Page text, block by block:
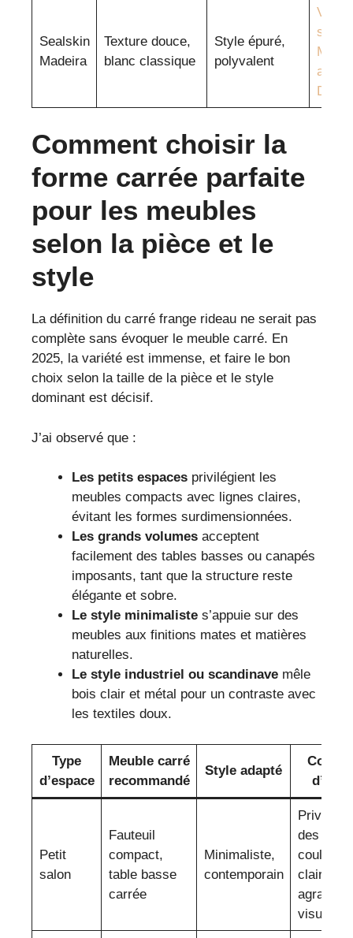
Sealskin
Madeira
Texture douce,
blanc classique
Style épuré,
polyvalent
Voir
sur
Mode
and
Déco
Comment choisir la
forme carrée parfaite
pour les meubles
selon la pièce et le
style
La définition du carré frange rideau ne serait pas
complète sans évoquer le meuble carré. En
2025, la variété est immense, et faire le bon
choix selon la taille de la pièce et le style
dominant est décisif.
J’ai observé que :
Les petits espaces privilégient les
meubles compacts avec lignes claires,
évitant les formes surdimensionnées.
Les grands volumes acceptent
facilement des tables basses ou canapés
imposants, tant que la structure reste
élégante et sobre.
Le style minimaliste s’appuie sur des
meubles aux finitions mates et matières
naturelles.
Le style industriel ou scandinave mêle
bois clair et métal pour un contraste avec
les textiles doux.
Type
d’espace
Meuble carré
recommandé
Style adapté
Petit
salon
Fauteuil
compact,
table basse
carrée
Minimaliste,
contemporain
des
couleurs
claires
agrandir